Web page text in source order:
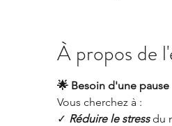
À propos de
🌟 Besoin d'une
Vous cherchez à :
✓ Réduire le stress du